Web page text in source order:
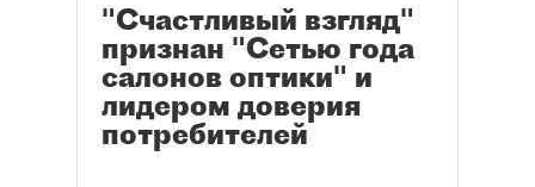
"Счастливый взгляд"
признан "Сетью года
салонов оптики" и
лидером доверия
потребителей